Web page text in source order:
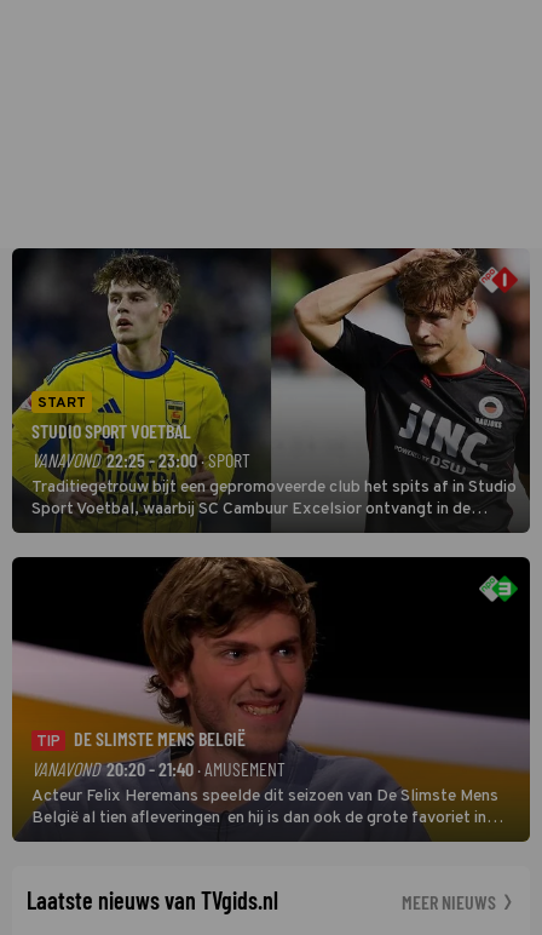
START
STUDIO SPORT VOETBAL
VANAVOND 22:25 - 23:00· SPORT
Traditiegetrouw bijt een gepromoveerde club het spits af in Studio
Sport Voetbal, waarbij SC Cambuur Excelsior ontvangt in de
eerste wedstrijd van het nieuwe Eredivisieseizoen. De nieuwe
oefenmeester is Johan Plat en hij wil aanvallend voetballen.
TIP
DE SLIMSTE MENS BELGIË
VANAVOND 20:20 - 21:40· AMUSEMENT
Acteur Felix Heremans speelde dit seizoen van De Slimste Mens
België al tien afleveringen en hij is dan ook de grote favoriet in
deze seizoensfinale. En er is Nederlandse inbreng, want komiek
Laatste nieuws van TVgids.nl MEER NIEUWS